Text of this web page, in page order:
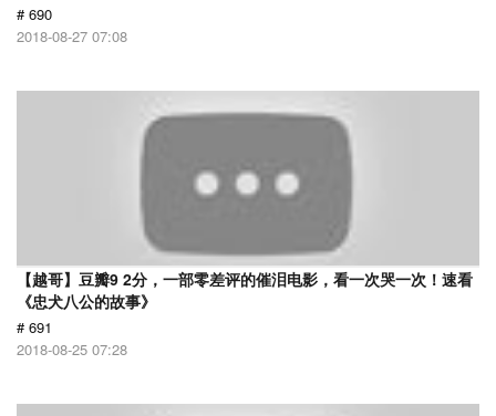
# 690
2018-08-27 07:08
【越哥】豆瓣9 2分，一部零差评的催泪电影，看一次哭一次！速看
《忠犬八公的故事》
# 691
2018-08-25 07:28